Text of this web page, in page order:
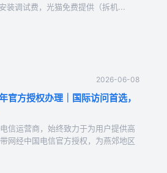
装调试费，光猫免费提供（拆机...
2026-06-08
官方授权办理｜国际访问首选，
信运营商，始终致力于为用户提供高
网经中国电信官方授权，为燕郊地区